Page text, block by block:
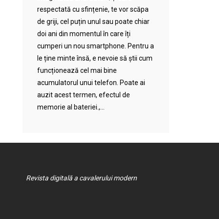
respectată cu sfințenie, te vor scăpa
de griji, cel puțin unul sau poate chiar
doi ani din momentul în care îți
cumperi un nou smartphone. Pentru a
le ține minte însă, e nevoie să știi cum
funcționează cel mai bine
acumulatorul unui telefon. Poate ai
auzit acest termen, efectul de
memorie al bateriei.,...
Revista digitală a cavalerului modern